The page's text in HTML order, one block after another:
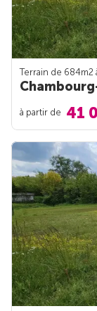
Terrain de 684m2
à partir de 41